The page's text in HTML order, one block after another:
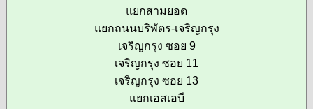
แยกสามยอด
แยกถนนบริพัตร-เจริญกรุง
เจริญกรุง ซอย 9
เจริญกรุง ซอย 11
เจริญกรุง ซอย 13
แยกเอสเอบี